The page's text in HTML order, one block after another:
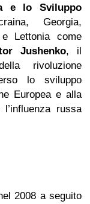
e lo Sviluppo
Georgia,
Lettonia come
Jushenko, il
rivoluzione
lo sviluppo
Europea e alla
russa
2008 a seguito